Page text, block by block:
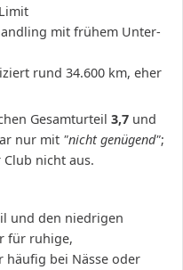
mit frühem Unter-
rund 34.600 km, eher
Gesamturteil 3,7 und
nur mit "nicht genügend";
nicht aus.
und den niedrigen
für ruhige,
häufig bei Nässe oder